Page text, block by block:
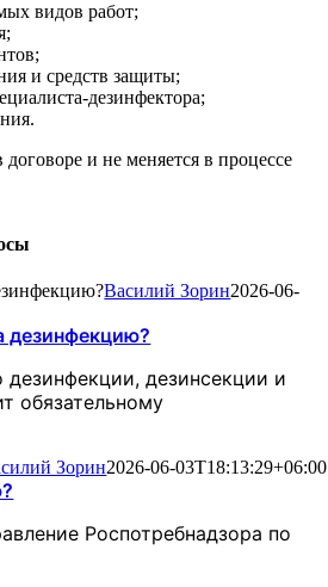
видов работ;
и средств защиты;
дезинфектора;
и не меняется в процессе
Василий Зорин2026-06-
дезинфекцию?
дезинфекции, дезинсекции и
обязательному
Зорин2026-06-03T18:13:29+06:00
Роспотребнадзора по